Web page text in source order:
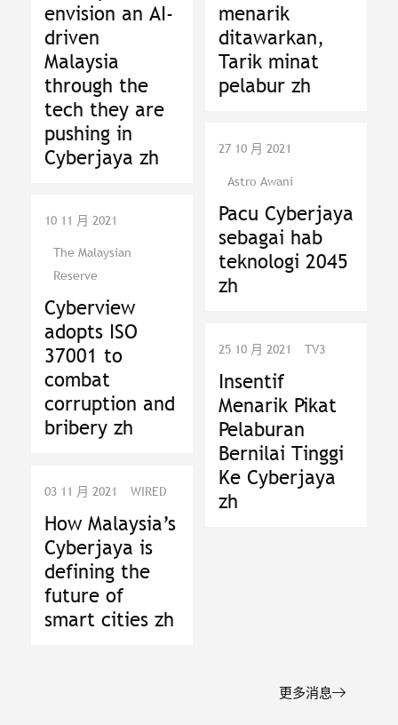
envision an AI-
driven
Malaysia
through the
tech they are
pushing in
Cyberjaya zh
10 11 月 2021
The Malaysian
Reserve
Cyberview
adopts ISO
37001 to
combat
corruption and
bribery zh
03 11 月 2021 WIRED
How Malaysia’s
Cyberjaya is
defining the
future of
smart cities zh
menarik
ditawarkan,
Tarik minat
pelabur zh
27 10 月 2021
Astro Awani
Pacu Cyberjaya
sebagai hab
teknologi 2045
zh
25 10 月 2021 TV3
Insentif
Menarik Pikat
Pelaburan
Bernilai Tinggi
Ke Cyberjaya
zh
更多消息